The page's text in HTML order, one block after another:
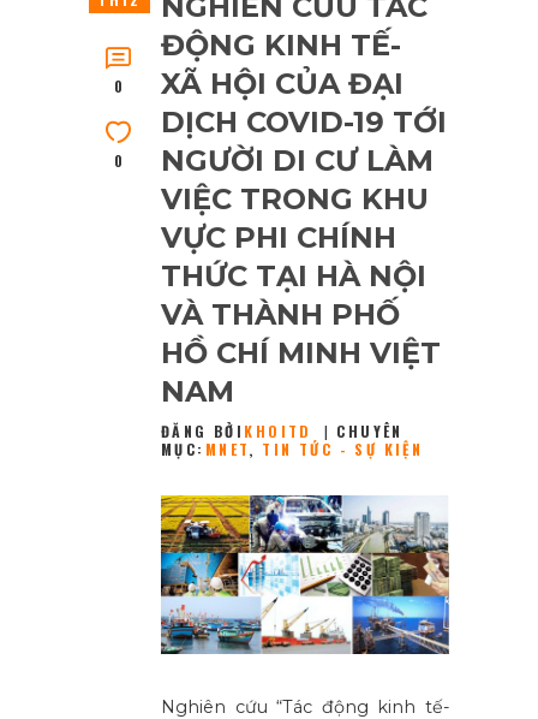
0
0
NGHIÊN CỨU TÁC
ĐỘNG KINH TẾ-
XÃ HỘI CỦA ĐẠI
DỊCH COVID-19 TỚI
NGƯỜI DI CƯ LÀM
VIỆC TRONG KHU
VỰC PHI CHÍNH
THỨC TẠI HÀ NỘI
VÀ THÀNH PHỐ
HỒ CHÍ MINH VIỆT
NAM
ĐĂNG BỞI KHOITD
CHUYÊN
MỤC: MNET, TIN TỨC - SỰ KIỆN
Nghiên cứu “Tác động kinh tế-